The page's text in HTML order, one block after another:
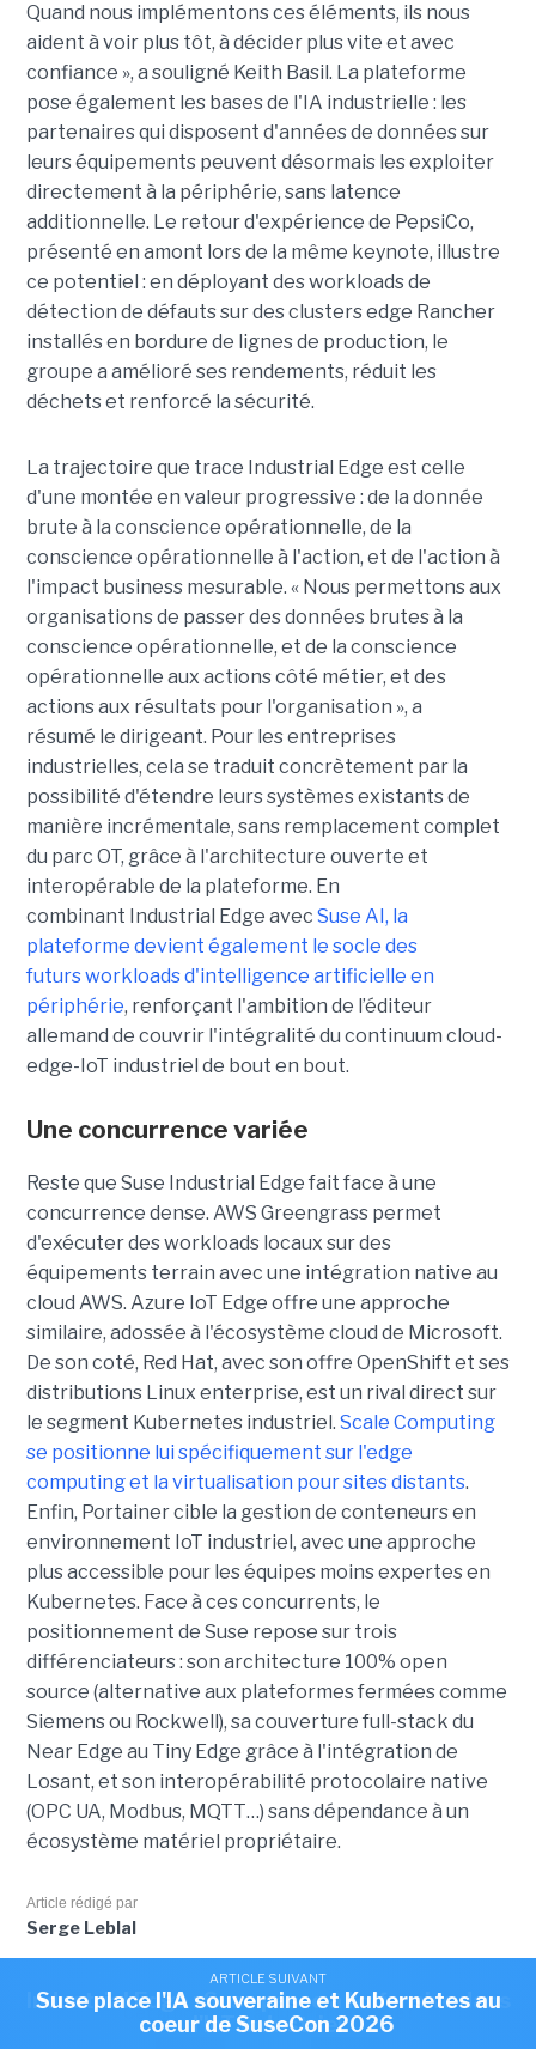
ARTICLE SUIVANT
Industrial Edge : Suse passe à l'offensive dans
l'IoT industriel
Quand nous implémentons ces éléments, ils nous
aident à voir plus tôt, à décider plus vite et avec
confiance », a souligné Keith Basil. La plateforme
pose également les bases de l'IA industrielle : les
partenaires qui disposent d'années de données sur
leurs équipements peuvent désormais les exploiter
directement à la périphérie, sans latence
additionnelle. Le retour d'expérience de PepsiCo,
présenté en amont lors de la même keynote, illustre
ce potentiel : en déployant des workloads de
détection de défauts sur des clusters edge Rancher
installés en bordure de lignes de production, le
groupe a amélioré ses rendements, réduit les
déchets et renforcé la sécurité.
La trajectoire que trace Industrial Edge est celle
d'une montée en valeur progressive : de la donnée
brute à la conscience opérationnelle, de la
conscience opérationnelle à l'action, et de l'action à
l'impact business mesurable. « Nous permettons aux
organisations de passer des données brutes à la
conscience opérationnelle, et de la conscience
opérationnelle aux actions côté métier, et des
actions aux résultats pour l'organisation », a
résumé le dirigeant. Pour les entreprises
industrielles, cela se traduit concrètement par la
possibilité d'étendre leurs systèmes existants de
manière incrémentale, sans remplacement complet
du parc OT, grâce à l'architecture ouverte et
interopérable de la plateforme. En
combinant Industrial Edge avec Suse AI, la
plateforme devient également le socle des
futurs workloads d'intelligence artificielle en
périphérie, renforçant l'ambition de l’éditeur
allemand de couvrir l'intégralité du continuum cloud-
edge-IoT industriel de bout en bout.
Une concurrence variée
Reste que Suse Industrial Edge fait face à une
concurrence dense. AWS Greengrass permet
d'exécuter des workloads locaux sur des
équipements terrain avec une intégration native au
cloud AWS. Azure IoT Edge offre une approche
similaire, adossée à l'écosystème cloud de Microsoft.
De son coté, Red Hat, avec son offre OpenShift et ses
distributions Linux enterprise, est un rival direct sur
le segment Kubernetes industriel. Scale Computing
se positionne lui spécifiquement sur l'edge
computing et la virtualisation pour sites distants.
Enfin, Portainer cible la gestion de conteneurs en
environnement IoT industriel, avec une approche
plus accessible pour les équipes moins expertes en
Kubernetes. Face à ces concurrents, le
positionnement de Suse repose sur trois
différenciateurs : son architecture 100% open
source (alternative aux plateformes fermées comme
Siemens ou Rockwell), sa couverture full-stack du
Near Edge au Tiny Edge grâce à l'intégration de
Losant, et son interopérabilité protocolaire native
(OPC UA, Modbus, MQTT…) sans dépendance à un
écosystème matériel propriétaire.
Article rédigé par
Serge Leblal
Cet article vous a plu?Partagez le !
ARTICLE SUIVANT
Suse place l'IA souveraine et Kubernetes au
coeur de SuseCon 2026